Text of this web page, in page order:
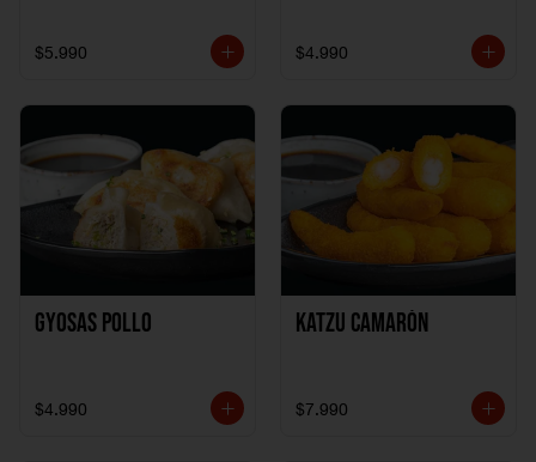
$5.990 $4.990
Gyosas Pollo
$4.990
Katzu Camarón
$7.990